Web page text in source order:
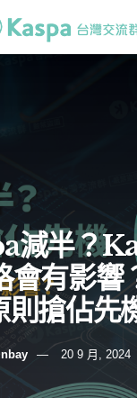
減半？
會有影響
則搶佔先
20 9 月, 2024